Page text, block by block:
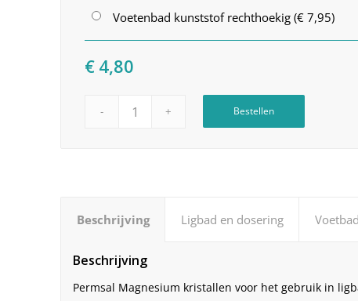
Voetenbad kunststof rechthoekig (€ 7,95)
€ 4,80
Bestellen
Beschrijving Ligbad en dosering
Beschrijving
Permsal Magnesium kristallen voor het gebruik in